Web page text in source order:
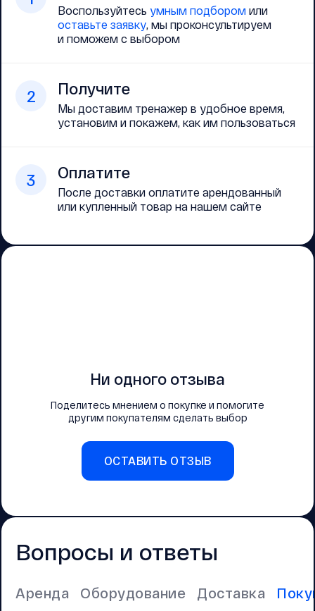
Воспользуйтесь умным подбором или
оставьте заявку, мы проконсультируем
и поможем с выбором
2 Получите
Мы доставим тренажер в удобное время,
установим и покажем, как им пользоваться
3 Оплатите
После доставки оплатите арендованный
или купленный товар на нашем сайте
Ни одного отзыва
Поделитесь мнением о покупке и помогите
другим покупателям сделать выбор
ОСТАВИТЬ ОТЗЫВ
Вопросы и ответы
Аренда Оборудование Доставка